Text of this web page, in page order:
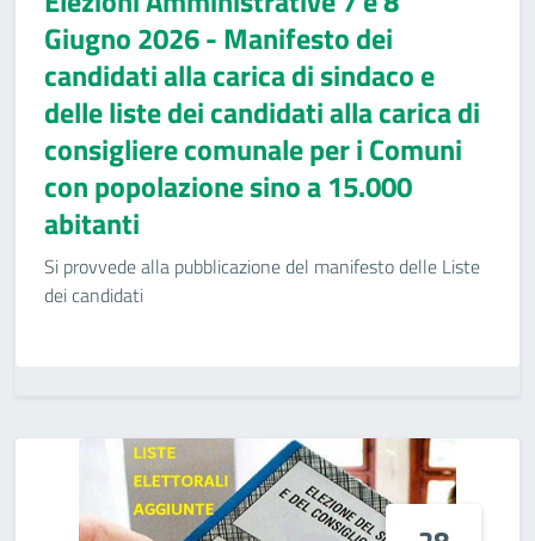
Giugno 2026 - Manifesto dei
candidati alla carica di sindaco e
delle liste dei candidati alla carica di
consigliere comunale per i Comuni
con popolazione sino a 15.000
abitanti
Si provvede alla pubblicazione del manifesto delle Liste
dei candidati